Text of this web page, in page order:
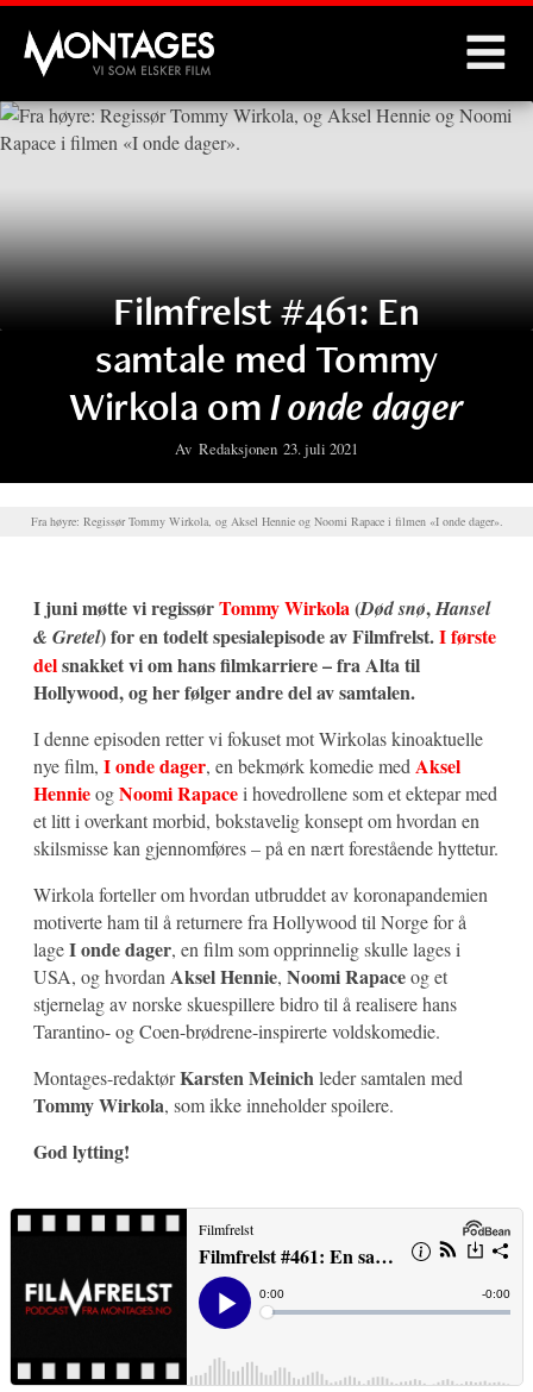
Montages
Filmfrelst #461: En
samtale med Tommy
Wirkola omI onde dager
Av Redaksjonen 23. juli 2021
Fra høyre: Regissør Tommy Wirkola, og Aksel Hennie og Noomi Rapace i filmen «I onde dager».
I juni møtte vi regissørTommy Wirkola(Død snø,Hansel
& Gretel) for en todelt spesialepisode av Filmfrelst.I første
delsnakket vi om hans filmkarriere – fra Alta til
Hollywood, og her følger andre del av samtalen.
I denne episoden retter vi fokuset mot Wirkolas kinoaktuelle
nye film, I onde dager, en bekmørk komedie med Aksel
HennieogNoomi Rapacei hovedrollene som et ektepar med
et litt i overkant morbid, bokstavelig konsept om hvordan en
skilsmisse kan gjennomføres – på en nært forestående hyttetur.
Wirkola forteller om hvordan utbruddet av koronapandemien
motiverte ham til å returnere fra Hollywood til Norge for å
lageI onde dager, en film som opprinnelig skulle lages i
USA, og hvordan Aksel Hennie, Noomi Rapaceog et
stjernelag av norske skuespillere bidro til å realisere hans
Tarantino- og Coen-brødrene-inspirerte voldskomedie.
Montages-redaktørKarsten Meinichleder samtalen med
Tommy Wirkola, som ikke inneholder spoilere.
God lytting!